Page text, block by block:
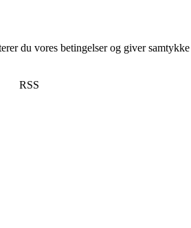
du vores betingelser og giver
RSS